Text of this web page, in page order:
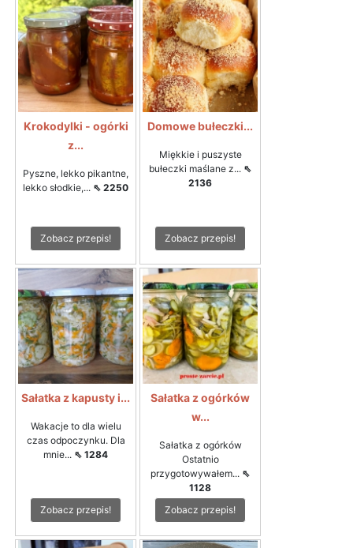
Krokodylki - ogórki
z...
Pyszne, lekko pikantne,
lekko słodkie,... ⇖ 2250
Zobacz przepis!
Domowe bułeczki...
Miękkie i puszyste
bułeczki maślane z... ⇖
2136
Zobacz przepis!
Sałatka z kapusty i...
Wakacje to dla wielu
czas odpoczynku. Dla
mnie... ⇖ 1284
Zobacz przepis!
Sałatka z ogórków
w...
Sałatka z ogórków
Ostatnio
przygotowywałem... ⇖
1128
Zobacz przepis!